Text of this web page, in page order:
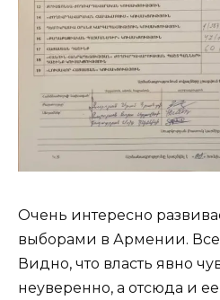
Очень интересно
выборами в Армении. Все
Видно, что власть явно
неуверенно, а отсюда и